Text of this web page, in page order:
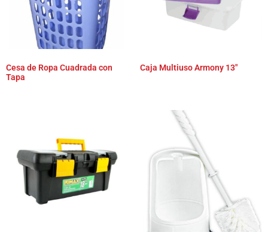
Cesa de Ropa Cuadrada con
Tapa
Caja Multiuso Armony 13″